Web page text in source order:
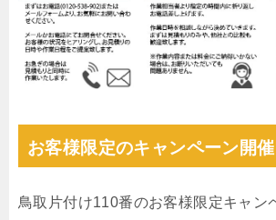
お客様限定のキャンペーン開催
鳥取片付け110番のお客様限定キャン